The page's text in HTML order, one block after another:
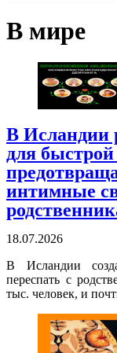
В мире
В Исландии
для быстрой
интимные
18.07.2026
В Исландии
переспать с
тыс. человек, и